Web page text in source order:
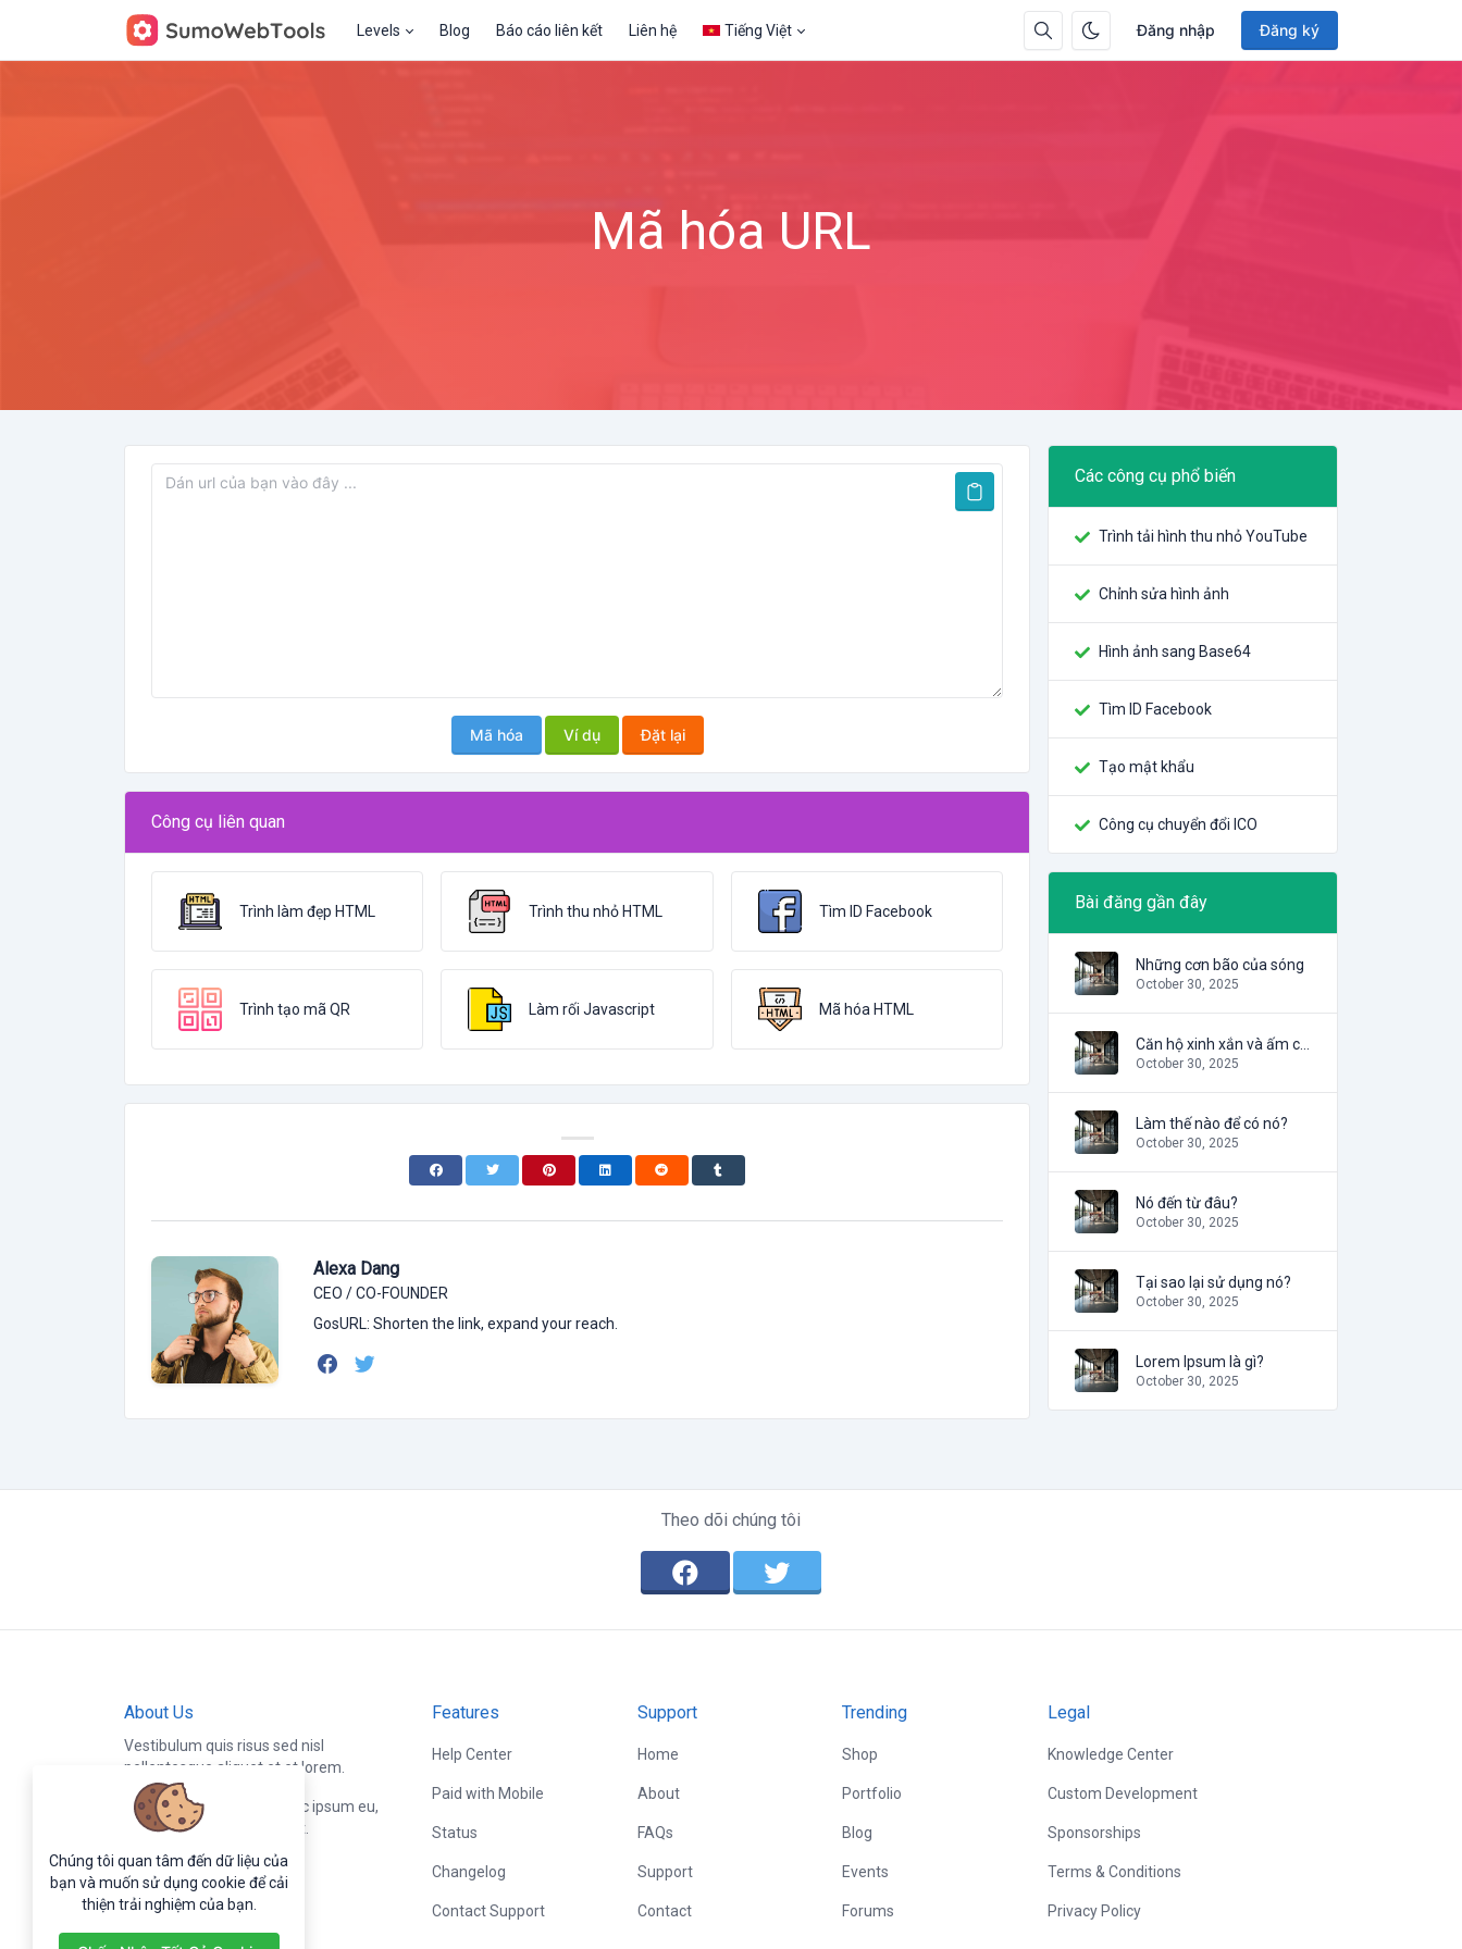
Đăng nhập Đăng ký
Levels Blog Báo cáo liên kết Liên hệ Tiếng Việt
Mã hóa URL
Mã hóa Ví dụ Đặt lại
Công cụ liên quan
Trình làm đẹp HTML Trình thu nhỏ HTML Tìm ID Facebook
Trình tạo mã QR Làm rối Javascript Mã hóa HTML
Alexa Dang
CEO / CO-FOUNDER
GosURL: Shorten the link, expand your reach.
Các công cụ phổ biến
Trình tải hình thu nhỏ YouTube
Chỉnh sửa hình ảnh
Hình ảnh sang Base64
Tìm ID Facebook
Tạo mật khẩu
Công cụ chuyển đổi ICO
Bài đăng gần đây
Những cơn bão của sóng
October 30, 2025
October 30, 2025
Làm thế nào để có nó?
October 30, 2025
Nó đến từ đâu?
October 30, 2025
Tại sao lại sử dụng nó?
October 30, 2025
Lorem Ipsum là gì?
October 30, 2025
Theo dõi chúng tôi
About Us
Vestibulum quis risus sed nisl
pellentesque aliquet et et lorem.
Fusce nibh nisl, gravida nec ipsum eu,
feugiat condimentum velit.
Features
Help Center
Paid with Mobile
Status
Changelog
Contact Support
Support
Home
About
FAQs
Support
Contact
Trending
Shop
Portfolio
Blog
Events
Forums
Legal
Knowledge Center
Custom Development
Sponsorships
Terms & Conditions
Privacy Policy
Chúng tôi quan tâm đến dữ liệu của
bạn và muốn sử dụng cookie để cải
thiện trải nghiệm của bạn.